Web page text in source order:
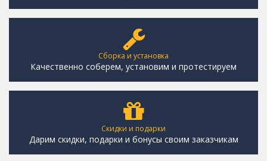
Сборка и установка
Качественно соберем, установим и протестируем
Скидки и подарки
Дарим скидки, подарки и бонусы своим заказчикам